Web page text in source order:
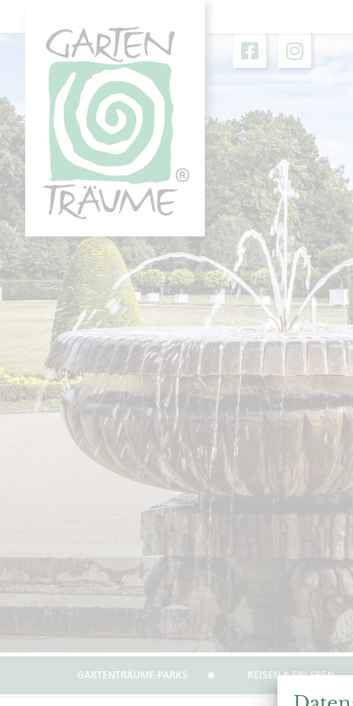
GARTENTRÄUME-PARKS REISEN & ERLEBEN